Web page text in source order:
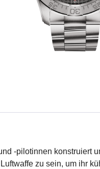
-pilotinnen konstruiert
zu sein, um ihr